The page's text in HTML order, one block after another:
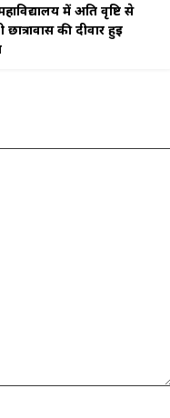
में अति वृष्टि से
छात्रावास की दीवार हुई